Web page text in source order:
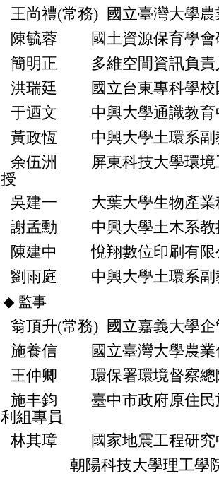
王尚禮(常務)
國立臺灣大學
陳毓蓉
國土資源保育學
簡明正
多維空間資訊負責
洪瑞廷
國立台東專科學
于迺文
中興大學通識教
黃政恆
中興大學土環系
余伍洲
屏東科技大學環
授
吳建一
大葉大學生物產
謝孟勳
中興大學土木系教
陳建中
悅翔數位印刷有
劉雨庭
中興大學土環系
◆ 監事
翁頂升(常務)
國立嘉義大學
施養信
國立臺灣大學農
王仲卿
環保署環境督察
施丰鈞
臺中市政府原住
利組專員
林其璋
國家地震工程研
朝陽科技大學理工學院